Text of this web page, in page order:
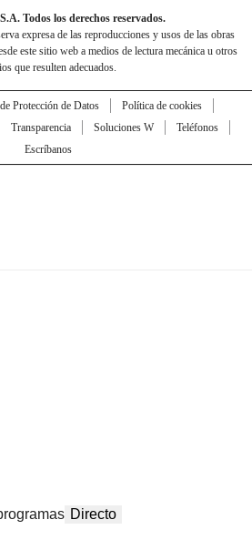
Todos los derechos reservados.
expresa de las reproducciones y usos de las obras
este sitio web a medios de lectura mecánica u otros
que resulten adecuados.
Protección de Datos
Política de cookies
Transparencia Soluciones W
Teléfonos
Escríbanos
Directo